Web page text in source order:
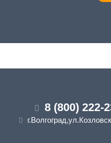
8 (800) 222-